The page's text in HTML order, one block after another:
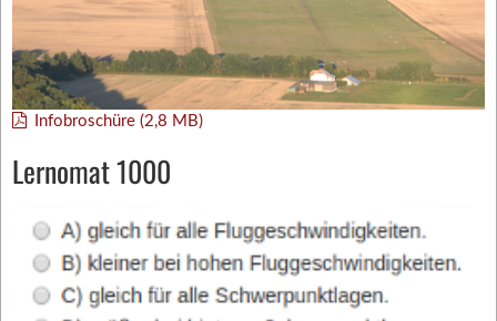
Infobroschüre (2,8 MB)
Lernomat 1000